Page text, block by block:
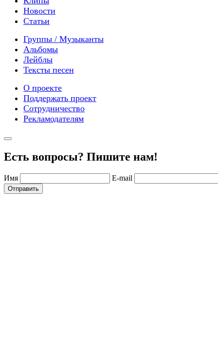
Новости
Статьи
Группы / Музыканты
Альбомы
Лейблы
Тексты песен
О проекте
Поддержать проект
Сотрудничество
Рекламодателям
Есть вопросы? Пишите нам!
Имя E-mail